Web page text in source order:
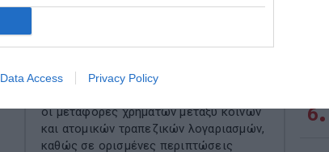
Data Access Privacy Policy
χρημάτων: Πότε η ΑΑΔΕ τις
χαρακτηρίζει δωρεές
οι μεταφορές χρημάτων μεταξύ κοινών
και ατομικών τραπεζικών λογαριασμών,
καθώς σε ορισμένες περιπτώσεις
6